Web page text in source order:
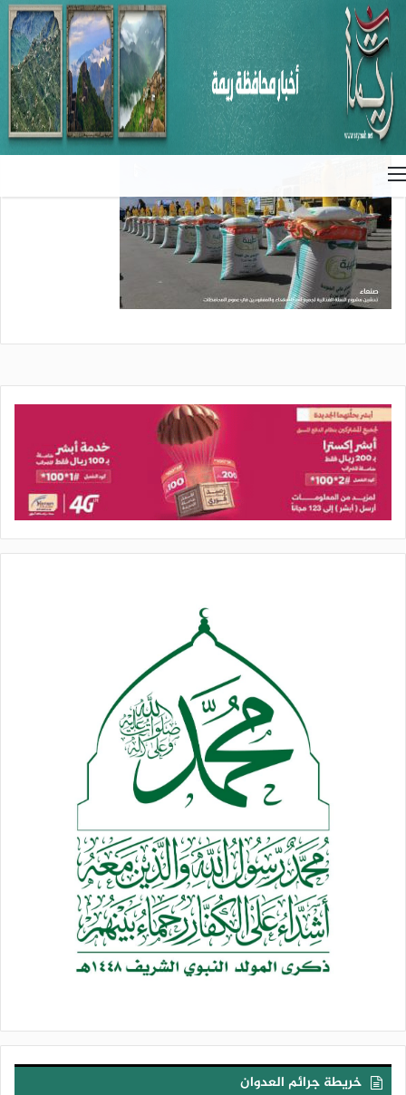
القائمة
الرئيسية
هيئتا الزكاة ورعاية أسر الشهداء تدشنان مشروع توزيع السلة
الغذائية لجميع أسر الشهداء والمفقودين
الزكاة9
الزكاة9
خريطة جرائم العدوان